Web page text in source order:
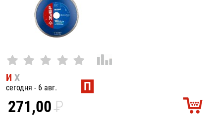
И Х
сегодня - 6 авг. П
271,00P